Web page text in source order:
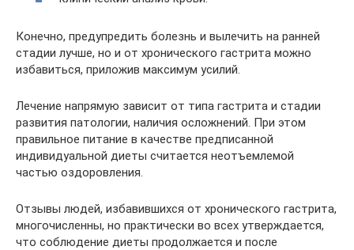
Конечно, предупредить болезнь и вылечить на ранней
стадии лучше, но и от хронического гастрита можно
избавиться, приложив максимум усилий.
Лечение напрямую зависит от типа гастрита и стадии
развития патологии, наличия осложнений. При этом
правильное питание в качестве предписанной
индивидуальной диеты считается неотъемлемой
частью оздоровления.
Отзывы людей, избавившихся от хронического гастрита,
многочисленны, но практически во всех утверждается,
что соблюдение диеты продолжается и после